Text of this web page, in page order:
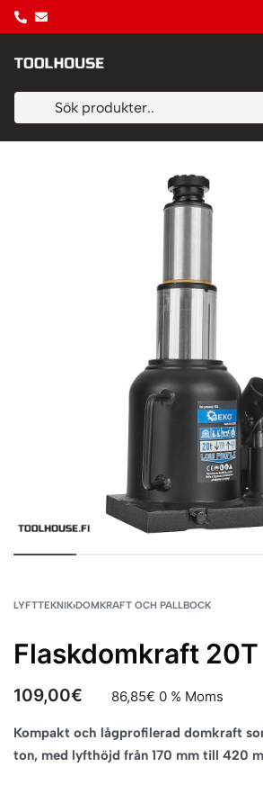
LYFTTEKNIK›DOMKRAFT OCH PALLBOCK
Flaskdomkraft
109,00€ 86,85€ 0 % Moms
Kompakt och lågprofilerad domkraft
ton, med lyfthöjd från 170 mm till 420